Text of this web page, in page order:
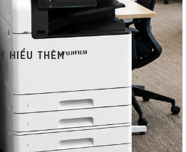
HIỂU THÊM